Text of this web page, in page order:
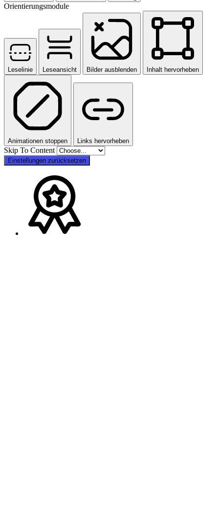
Orientierungsmodule
Leselinie Leseansicht Bilder ausblenden Inhalt hervorheben
Animationen stoppen Links hervorheben
Skip To Content
Einstellungen zurücksetzen